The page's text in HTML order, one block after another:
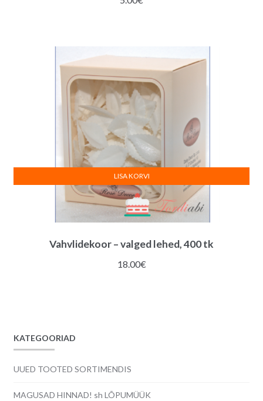
Vahvlidekoor – valged lehed, 400 tk
18.00€
LISA KORVI
KATEGOORIAD
UUED TOOTED SORTIMENDIS
MAGUSAD HINNAD! sh LÕPUMÜÜK